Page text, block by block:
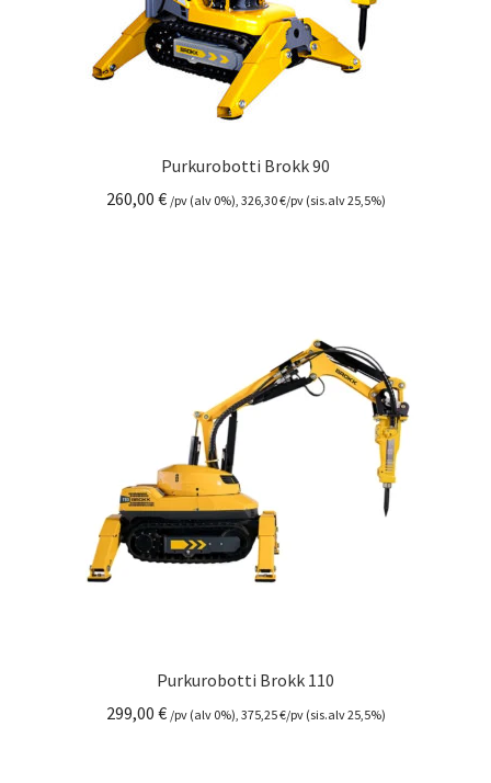
Purkurobotti Brokk 90
260,00 € /pv (alv 0%), 326,30€/pv (sis.alv 25,5%)
Purkurobotti Brokk 110
299,00 € /pv (alv 0%), 375,25€/pv (sis.alv 25,5%)